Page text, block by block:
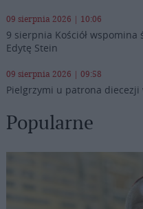
09 sierpnia 2026 | 10:06
9 sierpnia Kościół wspomina
Edytę Stein
09 sierpnia 2026 | 09:58
Pielgrzymi u patrona diecezji
Popularne